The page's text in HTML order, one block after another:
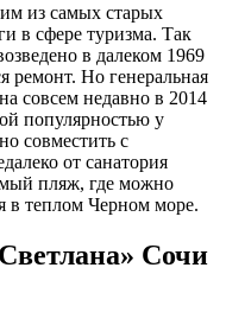
из самых старых
в сфере туризма. Так
в далеком 1969
ремонт. Но генеральная
совсем недавно в 2014
популярностью у
совместить с
от санатория
пляж, где можно
в теплом Черном море.
Сочи